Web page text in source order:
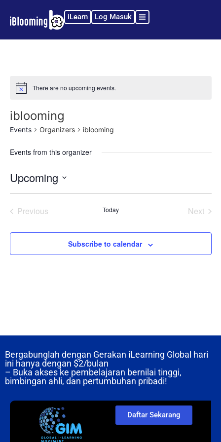
iLearn Log Masuk
Notice There are no upcoming events.
iblooming
Events Organizers iblooming
Events from this organizer
Upcoming
date.
PreviousEvents Today Next
Subscribe to calendar
Bergabunglah dengan Gerakan iLearning Global hari
ini hanya dengan $2/bulan
– Buka akses ke pembelajaran bernilai tinggi,
bimbingan ahli, dan pertumbuhan pribadi!
Daftar Sekarang